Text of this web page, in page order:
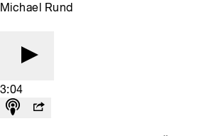
Michael Rund
3:04